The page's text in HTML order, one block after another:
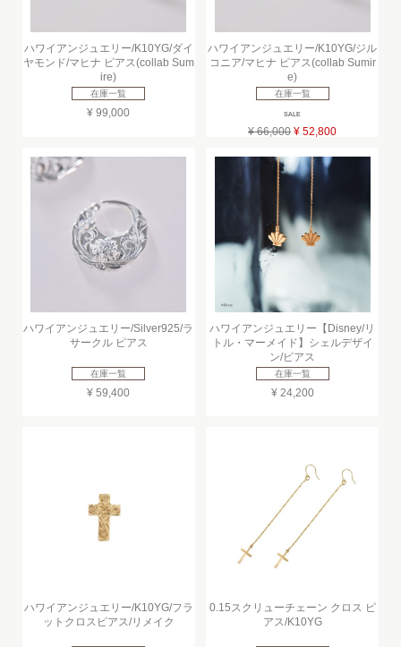
ハワイアンジュエリー/K10YG/ダイ
ヤモンド/マヒナ ピアス(collab Sum
ire)
在庫一覧
¥ 99,000
ハワイアンジュエリー/K10YG/ジル
コニア/マヒナ ピアス(collab Sumir
e)
在庫一覧
SALE
¥ 66,000 ¥ 52,800
ハワイアンジュエリー/Silver925/ラ
サークル ピアス
在庫一覧
¥ 59,400
ハワイアンジュエリー【Disney/リ
トル・マーメイド】シェルデザイ
ン/ピアス
在庫一覧
¥ 24,200
ハワイアンジュエリー/K10YG/フラ
ットクロスピアス/リメイク
0.15スクリューチェーン クロス ピ
アス/K10YG